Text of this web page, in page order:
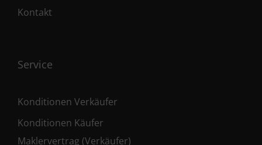
Kontakt
Service
Konditionen Verkäufer
Konditionen Käufer
Maklervertrag (Verkäufer)